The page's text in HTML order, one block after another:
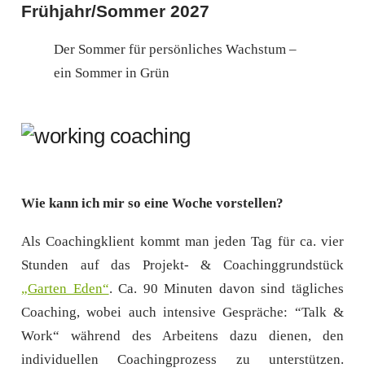
Frühjahr/Sommer 2027
Der Sommer für persönliches Wachstum –
ein Sommer in Grün
Wie kann ich mir so eine Woche vorstellen?
Als Coachingklient kommt man jeden Tag für ca. vier
Stunden auf das Projekt- & Coachinggrundstück
„Garten Eden“. Ca. 90 Minuten davon sind tägliches
Coaching, wobei auch intensive Gespräche: “Talk &
Work“ während des Arbeitens dazu dienen, den
individuellen Coachingprozess zu unterstützen.